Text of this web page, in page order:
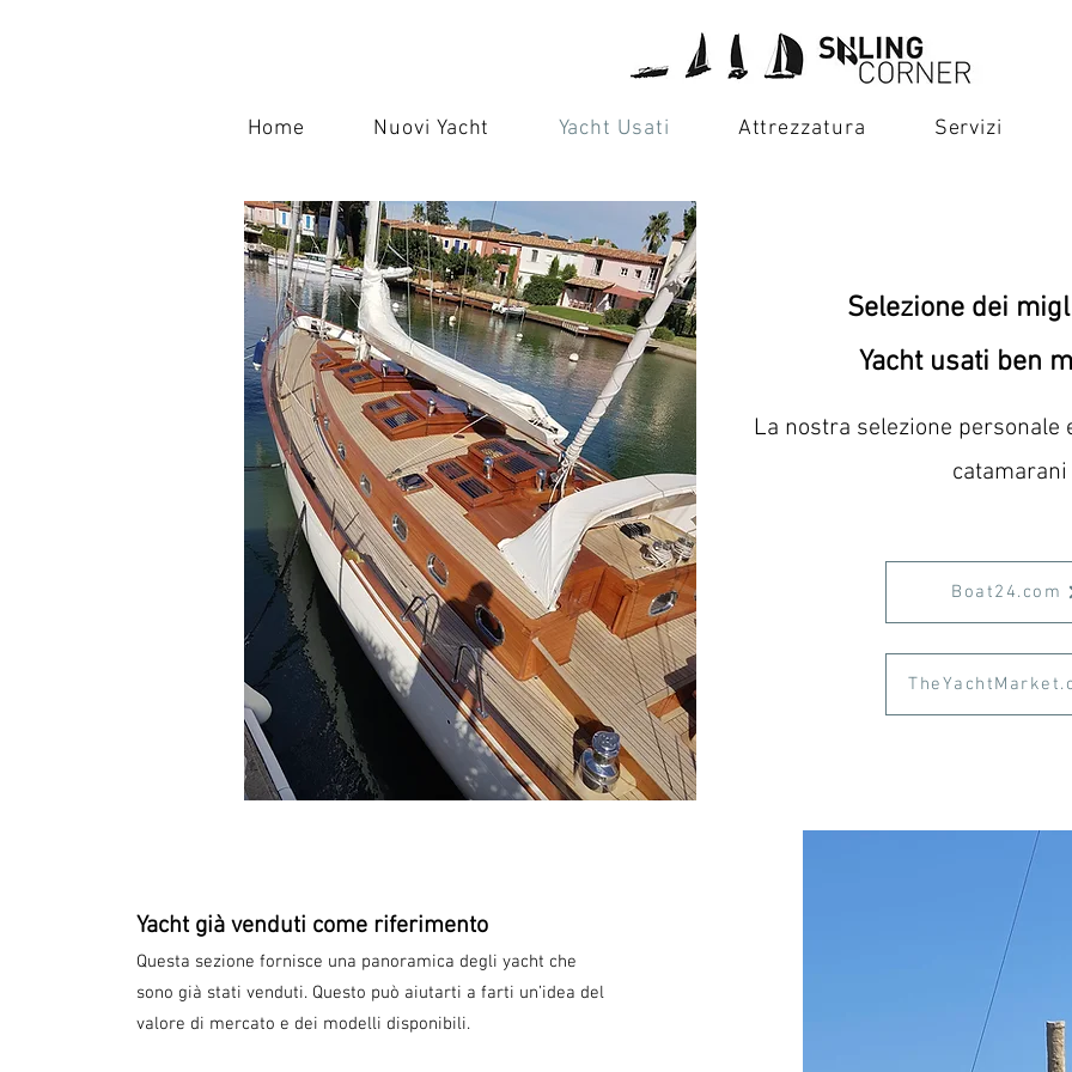
Home Nuovi Yacht Yacht Usati Attrezzatura Servizi
Selezione dei
Yacht usati ben
La nostra selezione personale
catamarani
Boat24.com
Yacht già venduti come riferimento
Questa sezione fornisce una panoramica degli yacht che
sono già stati venduti. Questo può aiutarti a farti un’idea del
valore di mercato e dei modelli disponibili.